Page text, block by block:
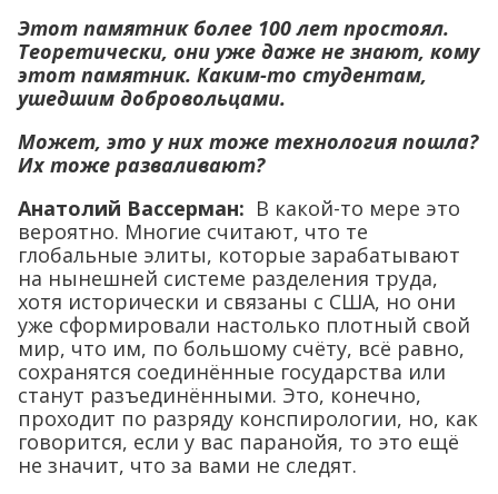
Этот памятник более 100 лет простоял.
Теоретически, они уже даже не знают, кому
этот памятник. Каким-то студентам,
ушедшим добровольцами.
Может, это у них тоже технология пошла?
Их тоже разваливают?
Анатолий Вассерман: В какой-то мере это
вероятно. Многие считают, что те
глобальные элиты, которые зарабатывают
на нынешней системе разделения труда,
хотя исторически и связаны с США, но они
уже сформировали настолько плотный свой
мир, что им, по большому счёту, всё равно,
сохранятся соединённые государства или
станут разъединёнными. Это, конечно,
проходит по разряду конспирологии, но, как
говорится, если у вас паранойя, то это ещё
не значит, что за вами не следят.